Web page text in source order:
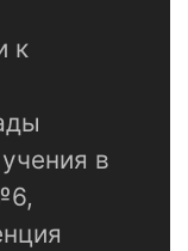
к
в